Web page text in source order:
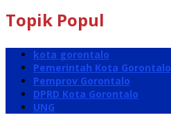
Topik Popul
kota gorontalo
Pemerintah Kota Gorontalo
Pemprov Gorontalo
DPRD Kota Gorontalo
UNG